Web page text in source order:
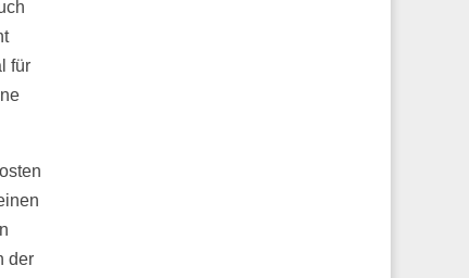
für
der